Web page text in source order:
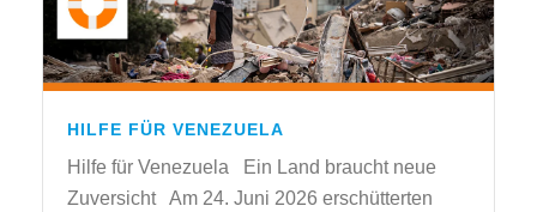
HILFE FÜR VENEZUELA
Hilfe für Venezuela Ein Land braucht neue
Zuversicht Am 24. Juni 2026 erschütterten